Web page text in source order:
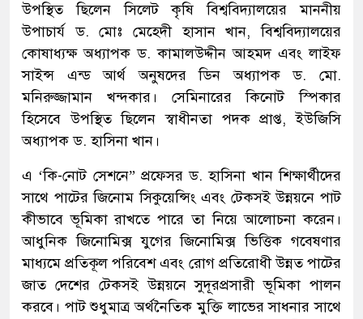
উপস্থিত ছিলেন সিলেট কৃষি বিশ্ববিদ্যালয়ের মাননীয়
উপাচার্য ড. মোঃ মেহেদী হাসান খান, বিশ্ববিদ্যালয়ের
কোষাধ্যক্ষ অধ্যাপক ড. কামালউদ্দীন আহমদ এবং লাইফ
সাইন্স এন্ড আর্থ অনুষদের ডিন অধ্যাপক ড. মো.
মনিরুজ্জামান খন্দকার। সেমিনারের কিনোট স্পিকার
হিসেবে উপস্থিত ছিলেন স্বাধীনতা পদক প্রাপ্ত, ইউজিসি
অধ্যাপক ড. হাসিনা খান।
এ ‘কি-নোট সেশনে” প্রফেসর ড. হাসিনা খান শিক্ষার্থীদের
সাথে পাটের জিনোম সিকুয়েন্সিং এবং টেকসই উন্নয়নে পাট
কীভাবে ভূমিকা রাখতে পারে তা নিয়ে আলোচনা করেন।
আধুনিক জিনোমিক্স যুগের জিনোমিক্স ভিত্তিক গবেষণার
মাধ্যমে প্রতিকূল পরিবেশ এবং রোগ প্রতিরোধী উন্নত পাটের
জাত দেশের টেকসই উন্নয়নে সুদূরপ্রসারী ভূমিকা পালন
করবে। পাট শুধুমাত্র অর্থনৈতিক মুক্তি লাভের সাধনার সাথে